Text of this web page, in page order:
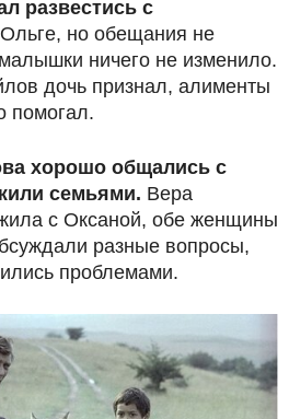
развестись с
но обещания не
ничего не изменило.
дочь признал, алименты
помогал.
хорошо общались с
семьями. Вера
с Оксаной, обе женщины
разные вопросы,
проблемами.